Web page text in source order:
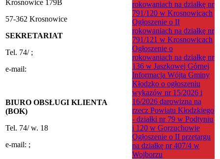
Krosnowice 179B
57-362 Krosnowice
SEKRETARIAT
Tel. 74/ ;
e-mail:
BIURO OBSŁUGI KLIENTA
(BOK)
Tel. 74/w. 18
e-mail: ;
rokowaniach na działkę nr
791/120 w Krosnowicach
Ogłoszenie o II
rokowaniach na działkę nr
791/121 w Krosnowicach
Ogłoszenie o
rokowaniach na działkę nr
136 w Jaszkowej Górnej
Informacja Wójta Gminy
Kłodzko o ogłoszeniu
wykazów nr 15/2026 i
16/2026 darowizna na
rzecz Powiatu Kłodzkiego
- działki nr 79 w Podtyniu
i 120 w Gorzuchowie
Ogłoszenie o II przetargu
na działkę nr 407/4 w
Wojborzu